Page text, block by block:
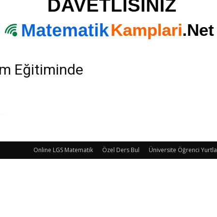
Eğitiminde
Online LGS Matematik Özel Ders Bul Üniversite Öğrenci